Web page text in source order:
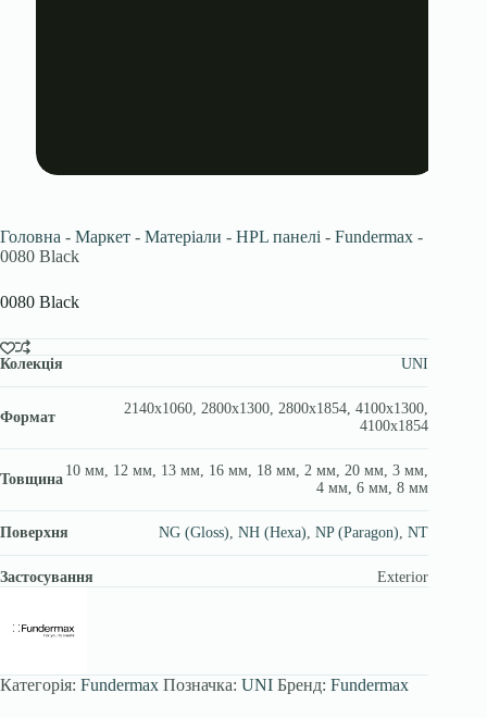
Головна - Маркет - Матеріали - HPL панелі - Fundermax -
0080 Black
0080 Black
Колекція UNI
Формат
2140х1060, 2800х1300, 2800х1854, 4100х1300,
4100х1854
Товщина
10 мм, 12 мм, 13 мм, 16 мм, 18 мм, 2 мм, 20 мм, 3 мм,
4 мм, 6 мм, 8 мм
Поверхня NG (Gloss) ,NH (Hexa) ,NP (Paragon) ,NT
Застосування Exterior
Категорія: Fundermax Позначка: UNI Бренд: Fundermax